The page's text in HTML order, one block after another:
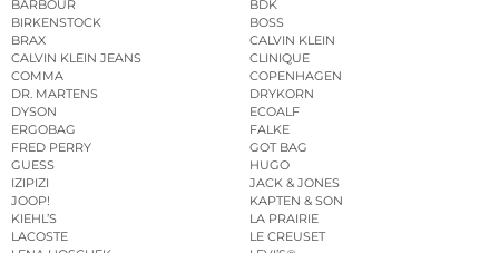
BARBOUR
BDK
BIRKENSTOCK
BOSS
BRAX
CALVIN KLEIN
CALVIN KLEIN JEANS
CLINIQUE
COMMA
COPENHAGEN
DR. MARTENS
DRYKORN
DYSON
ECOALF
ERGOBAG
FALKE
FRED PERRY
GOT BAG
GUESS
HUGO
IZIPIZI
JACK & JONES
JOOP!
KAPTEN & SON
KIEHL’S
LA PRAIRIE
LACOSTE
LE CREUSET